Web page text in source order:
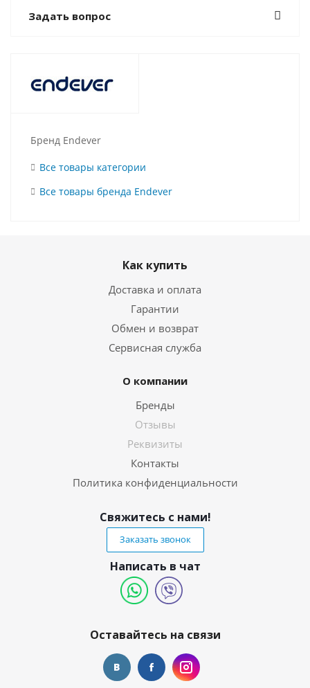
Задать вопрос
Бренд Endever
Все товары категории
Все товары бренда Endever
Как купить
Доставка и оплата
Гарантии
Обмен и возврат
Сервисная служба
О компании
Бренды
Отзывы
Реквизиты
Контакты
Политика конфиденциальности
Свяжитесь с нами!
Заказать звонок
Написать в чат
Оставайтесь на связи